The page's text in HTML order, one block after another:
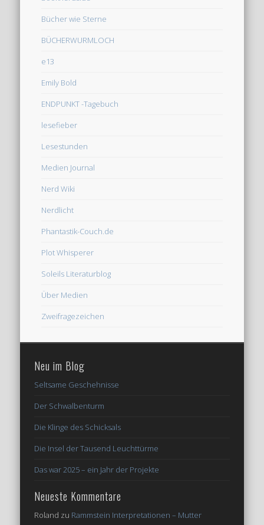
Bücher wie Sterne
BÜCHERWURMLOCH
e13
Emily Bold
ENDPUNKT -Tagebuch
lesefieber
Lesestunden
Medien Journal
Nerd Wiki
Nerdlicht
Phantastik-Couch.de
Plot Whisperer
Soleils Literaturblog
Über Medien
Zweifragezeichen
Neu im Blog
Seltsame Geschehnisse
Der Schwalbenturm
Die Klinge des Schicksals
Die Insel der Tausend Leuchttürme
Das war 2025 – ein Jahr der Projekte
Neueste Kommentare
Roland zu Rammstein Interpretationen – Mutter